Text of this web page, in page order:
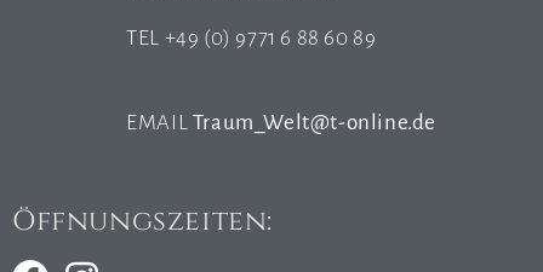
TEL +49 (0) 9771 6 88 60 89
EMAIL Traum_Welt@t-online.de
Öffnungszeiten: